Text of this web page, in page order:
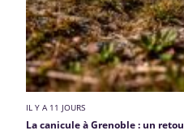
IL Y A 11 JOURS
La canicule à Grenoble : un